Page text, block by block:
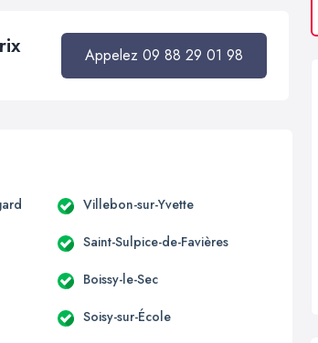
Appelez 09 88 29 01 98
Villebon-sur-Yvette
Saint-Sulpice-de-Favières
Boissy-le-Sec
Soisy-sur-École